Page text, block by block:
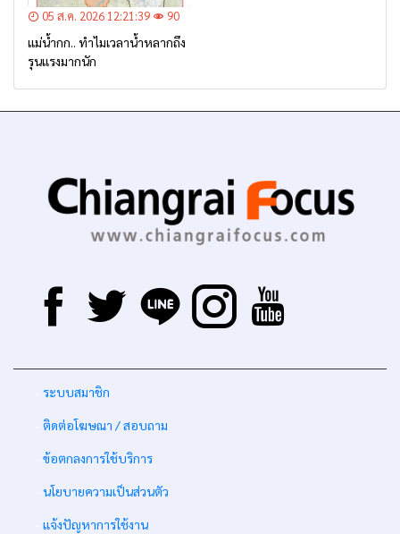
05 ส.ค. 2026 12:21:39 90
แม่น้ำกก.. ทำไมเวลาน้ำหลากถึง
รุนแรงมากนัก
ระบบสมาชิก
ติดต่อโฆษณา / สอบถาม
ข้อตกลงการใช้บริการ
นโยบายความเป็นส่วนตัว
แจ้งปัญหาการใช้งาน